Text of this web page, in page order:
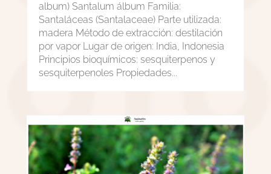
album) Santalum álbum Familia:
Santaláceas (Santalaceae) Parte utilizada:
madera Método de extracción: destilación
por vapor Lugar de origen: India, Indonesia
Principios bioquímicos: sesquiterpenos y
sesquiterpenoles Propiedades...